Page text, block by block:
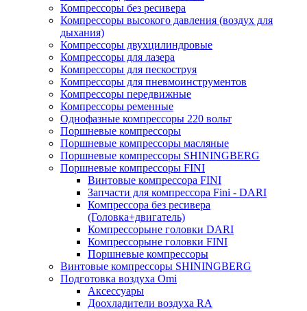
Компрессоры без ресивера
Компрессоры высокого давления (воздух для
дыхания)
Компрессоры двухцилиндровые
Компрессоры для лазера
Компрессоры для пескоструя
Компрессоры для пневмоинструментов
Компрессоры передвижные
Компрессоры ременные
Однофазные компрессоры 220 вольт
Поршневые компрессоры
Поршневые компрессоры масляные
Поршневые компрессоры SHININGBERG
Поршневые компрессоры FINI
Винтовые компрессора FINI
Запчасти для компрессора Fini - DARI
Компрессора без ресивера
(Головка+двигатель)
Компрессорыне головки DARI
Компрессорыне головки FINI
Поршневые компрессоры
Винтовые компрессоры SHININGBERG
Подготовка воздуха Omi
Аксессуары
Доохладители воздуха RA